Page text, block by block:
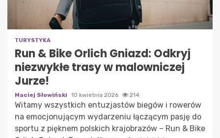
TURYSTYKA
Run & Bike Orlich Gniazd: Odkryj
niezwykłe trasy w malowniczej
Jurze!
Maciej Słowiński 10 kwietnia 2026 214
Witamy wszystkich entuzjastów biegów i rowerów
na emocjonującym wydarzeniu łączącym pasję do
sportu z pięknem polskich krajobrazów – Run & Bike